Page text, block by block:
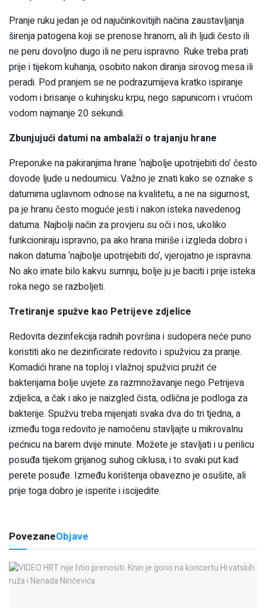
Pranje ruku jedan je od najučinkovitijih načina zaustavljanja
širenja patogena koji se prenose hranom, ali ih ljudi često ili
ne peru dovoljno dugo ili ne peru ispravno. Ruke treba prati
prije i tijekom kuhanja, osobito nakon diranja sirovog mesa ili
peradi. Pod pranjem se ne podrazumijeva kratko ispiranje
vodom i brisanje o kuhinjsku krpu, nego sapunicom i vrućom
vodom najmanje 20 sekundi.
Zbunjujući datumi na ambalaži o trajanju hrane
Preporuke na pakiranjima hrane ‘najbolje upotrijebiti do’ često
dovode ljude u nedoumicu. Važno je znati kako se oznake s
datumima uglavnom odnose na kvalitetu, a ne na sigurnost,
pa je hranu često moguće jesti i nakon isteka navedenog
datuma. Najbolji način za provjeru su oči i nos, ukoliko
funkcioniraju ispravno, pa ako hrana miriše i izgleda dobro i
nakon datuma ‘najbolje upotrijebiti do’, vjerojatno je ispravna.
No ako imate bilo kakvu sumnju, bolje ju je baciti i prije isteka
roka nego se razboljeti.
Tretiranje spužve kao Petrijeve zdjelice
Redovita dezinfekcija radnih površina i sudopera neće puno
koristiti ako ne dezinficirate redovito i spužvicu za pranje.
Komadići hrane na toploj i vlažnoj spužvici pružit će
bakterijama bolje uvjete za razmnožavanje nego Petrijeva
zdjelica, a čak i ako je naizgled čista, odlična je podloga za
bakterije. Spužvu treba mijenjati svaka dva do tri tjedna, a
između toga redovito je namočenu stavljajte u mikrovalnu
pećnicu na barem dvije minute. Možete je stavljati i u perilicu
posuđa tijekom grijanog suhog ciklusa, i to svaki put kad
perete posuđe. Između korištenja obavezno je osušite, ali
prije toga dobro je isperite i iscijedite.
PovezaneObjave